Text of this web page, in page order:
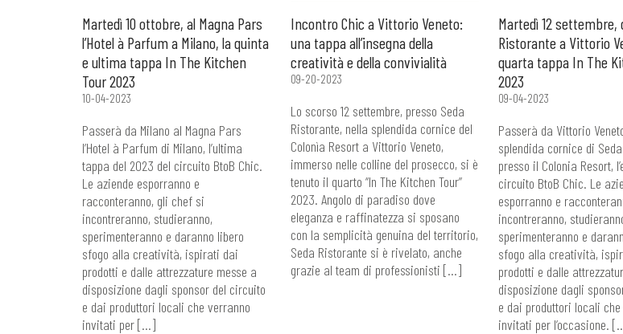
Martedì 10 ottobre, al Magna Pars
l’Hotel à Parfum a Milano, la quinta
e ultima tappa In The Kitchen
Tour 2023
10-04-2023
Passerà da Milano al Magna Pars
l’Hotel à Parfum di Milano, l’ultima
tappa del 2023 del circuito BtoB Chic.
Le aziende esporranno e
racconteranno, gli chef si
incontreranno, studieranno,
sperimenteranno e daranno libero
sfogo alla creatività, ispirati dai
prodotti e dalle attrezzature messe a
disposizione dagli sponsor del circuito
e dai produttori locali che verranno
invitati per […]
Incontro Chic a Vittorio Veneto:
una tappa all’insegna della
creatività e della convivialità
09-20-2023
Lo scorso 12 settembre, presso Seda
Ristorante, nella splendida cornice del
Colonìa Resort a Vittorio Veneto,
immerso nelle colline del prosecco, si è
tenuto il quarto “In The Kitchen Tour”
2023. Angolo di paradiso dove
eleganza e raffinatezza si sposano
con la semplicità genuina del territorio,
Seda Ristorante si è rivelato, anche
grazie al team di professionisti […]
Martedì 12 settembre,
Ristorante a Vittorio
quarta tappa In The
2023
09-04-2023
Passerà da Vittorio
splendida cornice di
presso il Colonia Resort,
circuito BtoB Chic. Le
esporranno e
incontreranno,
sperimenteranno e
sfogo alla creatività,
prodotti e dalle
disposizione dagli
e dai produttori locali
invitati per l’occasione.